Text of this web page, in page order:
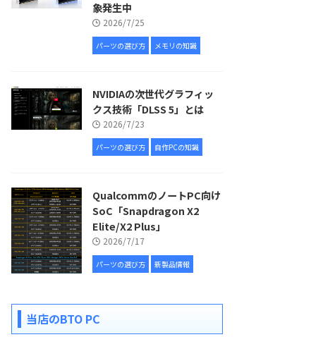
象発生中
2026/7/25
パーツの選び方 メモリの知識
NVIDIAの次世代グラフィッ
クス技術「DLSS 5」とは
2026/7/23
パーツの選び方 自作PCの知識
QualcommのノートPC向け
SoC「Snapdragon X2
Elite/X2 Plus」
2026/7/17
パーツの選び方 新製品情報
当店のBTO PC